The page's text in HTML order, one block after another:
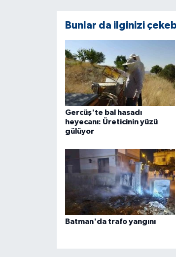
Bunlar da ilginizi
Gercüş'te bal hasadı
heyecanı: Üreticinin yüzü
gülüyor
Batman'da trafo yangını
SPOR HABERLERİ
TEKNOLOJİ
ÜLKE GÜNDEMİ